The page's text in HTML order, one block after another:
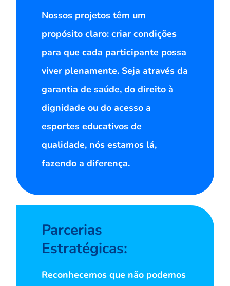
Nossos projetos têm um
propósito claro: criar condições
para que cada participante possa
viver plenamente. Seja através da
garantia de saúde, do direito à
dignidade ou do acesso a
esportes educativos de
qualidade, nós estamos lá,
fazendo a diferença.
Parcerias
Estratégicas:
Reconhecemos que não podemos